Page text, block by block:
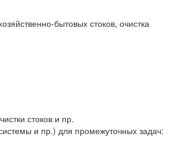
бытовых стоков, очистка
стоков и пр.
и пр.) для промежуточных задач: